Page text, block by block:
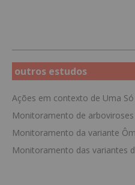
outros estudos
Ações em contexto de Uma Só
Monitoramento de arboviroses
Monitoramento da variante
Monitoramento das variantes